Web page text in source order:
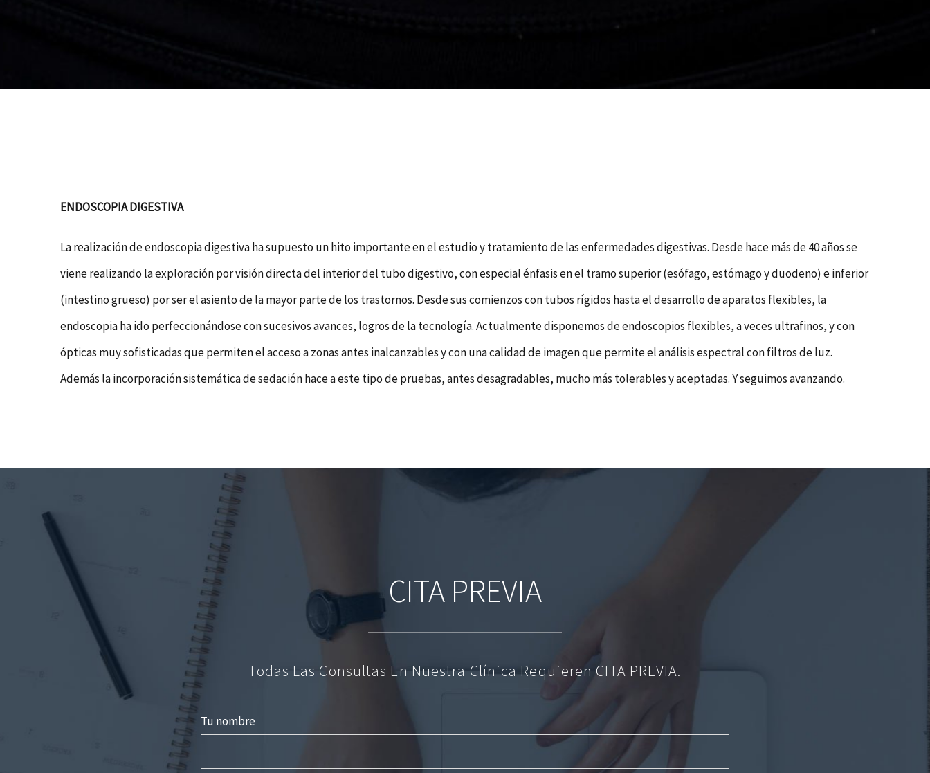
ENDOSCOPIA DIGESTIVA
La realización de endoscopia digestiva ha supuesto un hito importante en el estudio y tratamiento de las enfermedades digestivas. Desde hace más de 40 años se
viene realizando la exploración por visión directa del interior del tubo digestivo, con especial énfasis en el tramo superior (esófago, estómago y duodeno) e inferior
(intestino grueso) por ser el asiento de la mayor parte de los trastornos. Desde sus comienzos con tubos rígidos hasta el desarrollo de aparatos flexibles, la
endoscopia ha ido perfeccionándose con sucesivos avances, logros de la tecnología. Actualmente disponemos de endoscopios flexibles, a veces ultrafinos, y con
ópticas muy sofisticadas que permiten el acceso a zonas antes inalcanzables y con una calidad de imagen que permite el análisis espectral con filtros de luz.
Además la incorporación sistemática de sedación hace a este tipo de pruebas, antes desagradables, mucho más tolerables y aceptadas. Y seguimos avanzando.
CITA PREVIA
Todas Las Consultas En Nuestra Clínica Requieren CITA PREVIA.
Tu nombre